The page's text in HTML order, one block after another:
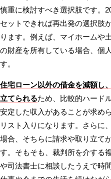
慎重に検討すべき選択肢です。
セットできれば再出発の選択肢
ります。例えば、マイホームや
の財産を所有している場合、個
す。
住宅ローン以外の借金を減額し
立てられるため、比較的ハード
安定した収入があることが求め
リスト入りになります。さらに
場合、そちらに請求や取り立て
す。そもそも、裁判所を介する
や司法書士に相談したうえで時